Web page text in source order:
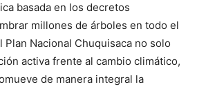
basada en los decretos
millones de árboles en todo el
Nacional Chuquisaca no solo
activa frente al cambio climático,
de manera integral la